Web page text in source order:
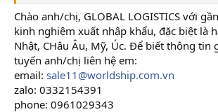
E cám ơn.
Chào anh/chị, GLOBAL LOGISTICS với
kinh nghiệm xuất nhập khẩu, đặc biệt là
Nhật, CHâu Âu, Mỹ, Úc. Để biết thông tin
tuyến anh/chị liên hệ em:
email: sale11@worldship.com.vn
zalo: 0332154391
phone: 0961029343